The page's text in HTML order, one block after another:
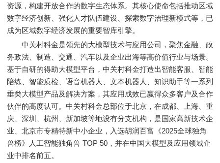
资源，构建开放合作的数字生态体系。其核心使命包括推动区域
数字经济创新、强化人才队伍建设、探索数字治理新模式等，已
成为区域数字经济发展的重要智库引擎。
中关村科金是领先的大模型技术与应用公司，聚焦金融、政
务政法、制造、交通、汽车以及企业出海等高价值行业与场景。
基于自研的得助大模型平台，中关村科金打造出智能客服、智能
陪练、智能质检、语音机器人、文本机器人、知识助手等一系列
垂类大模型产品及解决方案，其应用成效已赢得众多客户及合作
伙伴的高度认可。中关村科金总部位于北京，在成都、上海、重
庆、深圳、杭州、新加坡等地设有分支机构，是国家高新技术企
业、北京市专精特新中小企业，入选胡润百富《2025全球独角
兽榜》人工智能独角兽 TOP 50，并在中国大模型及应用领域企
业中排名前五。